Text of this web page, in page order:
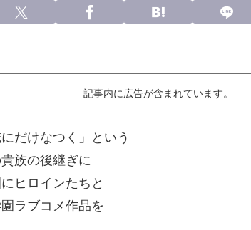
記事内に広告が含まれています。
だけなつく」という
族の後継ぎに
ヒロインたちと
ラブコメ作品を